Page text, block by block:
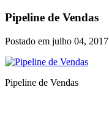
Pipeline de Vendas
Postado em julho 04, 2017
Pipeline de Vendas